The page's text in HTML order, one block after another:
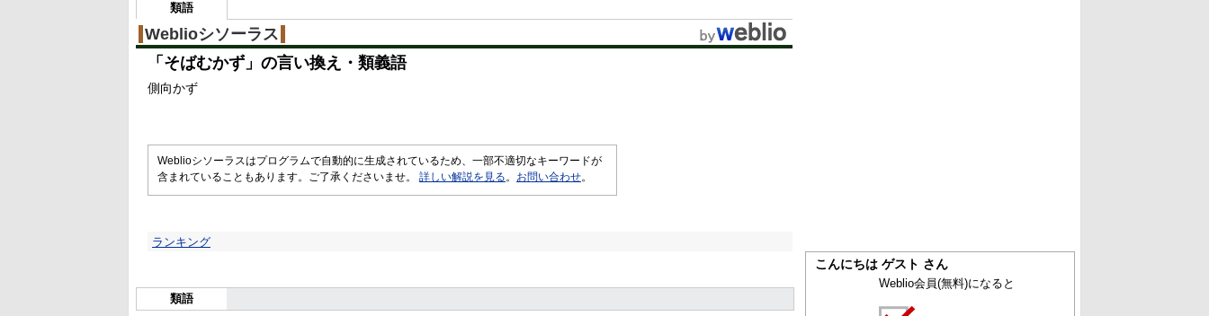
類語
Weblioシソーラス
「 そばむかず 」の言い換え・類義語
側向かず
Weblioシソーラスはプログラムで自動的に生成されているため、一部不適切なキーワードが
含まれていることもあります。ご了承くださいませ。 詳しい解説を見る 。 お問い合わせ。
ランキング
類語
こんにちは ゲスト さん
Weblio会員(無料)になると